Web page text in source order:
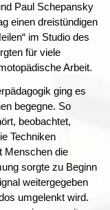
Paul Schepansky
einen dreistündigen
im Studio des
für viele
Arbeit.
ging es
begegne. So
beobachtet,
Techniken
Menschen die
sorgte zu Beginn
weitergegeben
umgelenkt wird.